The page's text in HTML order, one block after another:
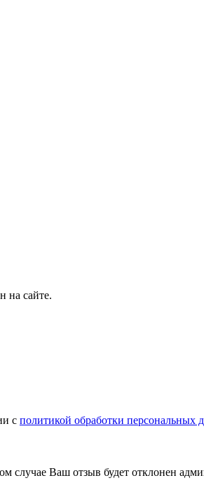
на сайте.
с политикой обработки персональных
Ваш отзыв будет отклонен